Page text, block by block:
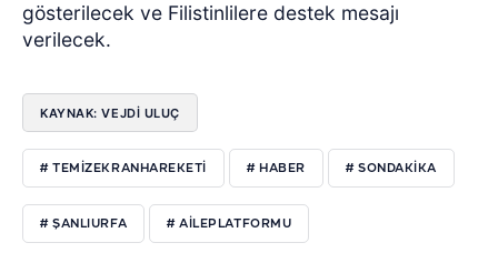
gösterilecek ve Filistinlilere destek mesajı
verilecek.
KAYNAK: VEJDI ULUÇ
# TEMIZEKRANHAREKETI # HABER # SONDAKIKA
# ŞANLIURFA # AILEPLATFORMU